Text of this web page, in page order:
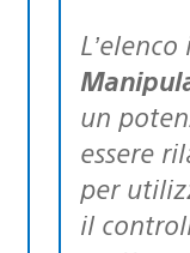
un
essere
per
il